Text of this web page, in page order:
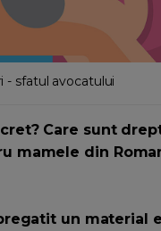
- sfatul avocatului
Care sunt
mamele din
un material